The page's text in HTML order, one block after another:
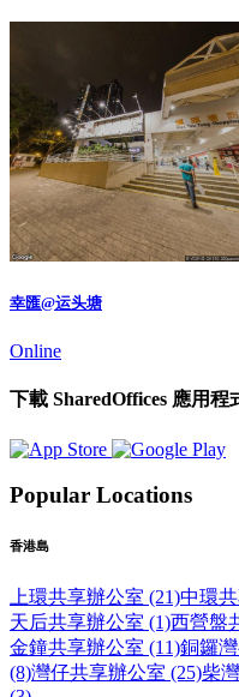
幸匯@运头塘
Online
下載 SharedOffices 應用程
Popular Locations
香港島
上環共享辦公室 (21)中環
天后共享辦公室 (1)西營盤
金鐘共享辦公室 (11)銅鑼
(8)灣仔共享辦公室 (25)柴